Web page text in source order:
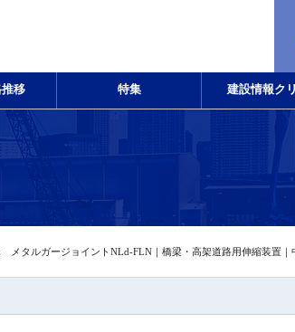
移 特集 建設情報ク
メタルガージョイントNLd-FLN｜橋梁・高架道路用伸縮装置｜